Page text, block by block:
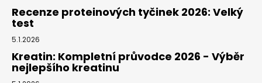
Recenze proteinových tyčinek 2026: Velký
test
5.1.2026
Kreatin: Kompletní průvodce 2026 - Výběr
nejlepšího kreatinu